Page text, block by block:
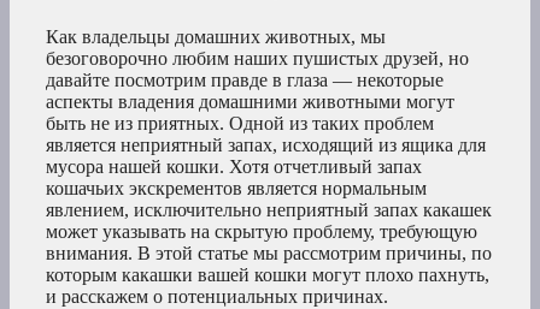
Как владельцы домашних животных, мы
безоговорочно любим наших пушистых друзей, но
давайте посмотрим правде в глаза — некоторые
аспекты владения домашними животными могут
быть не из приятных. Одной из таких проблем
является неприятный запах, исходящий из ящика для
мусора нашей кошки. Хотя отчетливый запах
кошачьих экскрементов является нормальным
явлением, исключительно неприятный запах какашек
может указывать на скрытую проблему, требующую
внимания. В этой статье мы рассмотрим причины, по
которым какашки вашей кошки могут плохо пахнуть,
и расскажем о потенциальных причинах.